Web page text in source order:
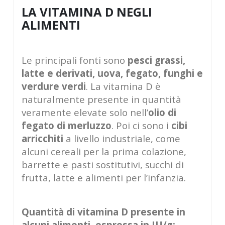
LA VITAMINA D NEGLI
ALIMENTI
Le principali fonti sono pesci grassi,
latte e derivati, uova, fegato, funghi e
verdure verdi. La vitamina D è
naturalmente presente in quantità
veramente elevate solo nell’olio di
fegato di merluzzo. Poi ci sono i cibi
arricchiti a livello industriale, come
alcuni cereali per la prima colazione,
barrette e pasti sostitutivi, succhi di
frutta, latte e alimenti per l’infanzia.
Quantità di vitamina D presente in